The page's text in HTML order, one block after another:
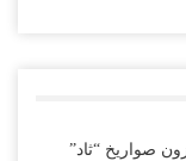
السعودية.. الإمارات
صواريخ “ثاد”